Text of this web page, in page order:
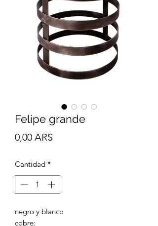
Felipe grande
0,00 ARS
Cantidad *
negro y blanco
cobre: